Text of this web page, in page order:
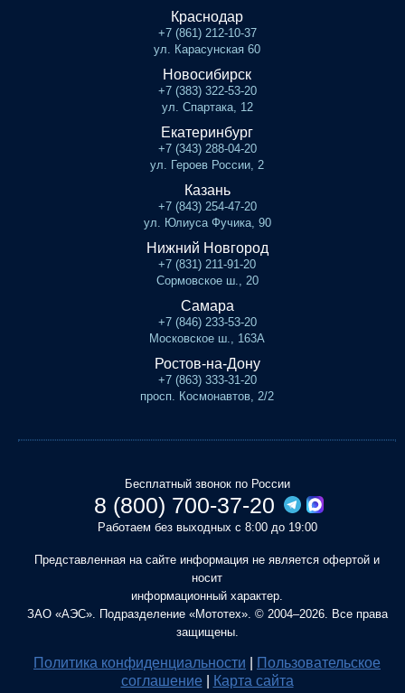
Краснодар
+7 (861) 212-10-37
ул. Карасунская 60
Новосибирск
+7 (383) 322-53-20
ул. Спартака, 12
Екатеринбург
+7 (343) 288-04-20
ул. Героев России, 2
Казань
+7 (843) 254-47-20
ул. Юлиуса Фучика, 90
Нижний Новгород
+7 (831) 211-91-20
Сормовское ш., 20
Самара
+7 (846) 233-53-20
Московское ш., 163А
Ростов-на-Дону
+7 (863) 333-31-20
просп. Космонавтов, 2/2
Бесплатный звонок по России
8 (800) 700-37-20
Работаем без выходных с 8:00 до 19:00
Представленная на сайте информация не является офертой и
носит
информационный характер.
ЗАО «АЭС». Подразделение «Мототех». © 2004–2026. Все права
защищены.
Политика конфиденциальности
Пользовательское
соглашение
Карта сайта